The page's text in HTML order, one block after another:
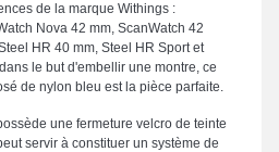
de la marque Withings :
Nova 42 mm, ScanWatch 42
HR 40 mm, Steel HR Sport et
le but d'embellir une montre, ce
de nylon bleu est la pièce parfaite.
une fermeture velcro de teinte
servir à constituer un système de